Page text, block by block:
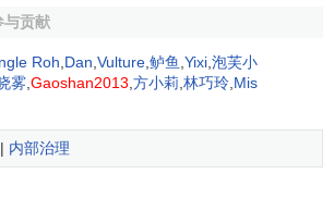
股东名册记载事项的规定与其他国家公
，但也存在一些细微的差别，主要是我
规定。鉴于《公司法修改稿》第165条保
条的规定，即“国务院可以对公司发行
的其他种类的股票，另行作出规定。”而
释，实际上应当就是特别股的规定，只
。从立法的科学性出发，虽然目前国务
类的股票”，但是公司法修改应该在股东
与贡献
Roh Dan Vulture 鲈鱼 Yixi 泡芙小
雾 Gaoshan2013 方小莉 林巧玲 Mis
| 内部治理